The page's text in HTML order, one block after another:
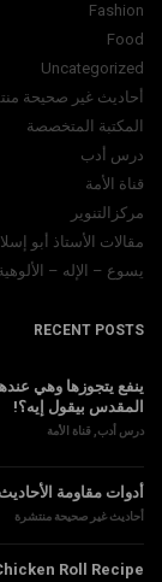
Fashion
Food
Uncategorized
أحاديث غير صحيحة
المكتبة المتخصصة
درس أدب
قناة الأمة
مركزالتنوير
مقالات الأستاذ أبو
يسوع – الإله –
RECENT POSTS
ينفع يتجوزها وهي
المقدس بيقول إيه؟!
درس أدب قناة الأمة
أدوات مقاومة
أحاديث غير صحيحة منتشرة
Roll Recipe